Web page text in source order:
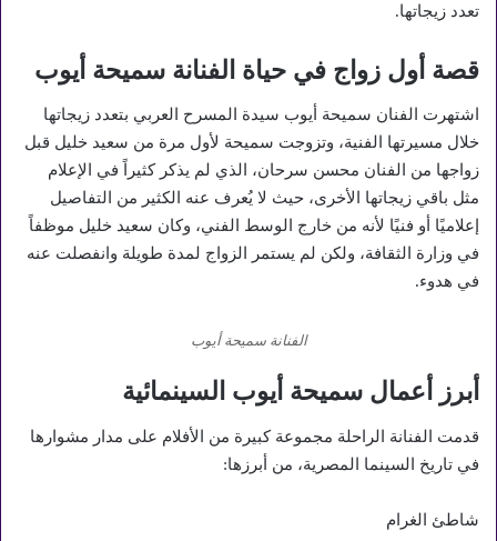
تعدد زيجاتها.
قصة أول زواج في حياة الفنانة سميحة أيوب
اشتهرت الفنان سميحة أيوب سيدة المسرح العربي بتعدد زيجاتها
خلال مسيرتها الفنية، وتزوجت سميحة لأول مرة من سعيد خليل قبل
زواجها من الفنان محسن سرحان، الذي لم يذكر كثيراً في الإعلام
مثل باقي زيجاتها الأخرى، حيث لا يُعرف عنه الكثير من التفاصيل
إعلاميًا أو فنيًا لأنه من خارج الوسط الفني، وكان سعيد خليل موظفاً
في وزارة الثقافة، ولكن لم يستمر الزواج لمدة طويلة وانفصلت عنه
في هدوء.
الفنانة سميحة أيوب
أبرز أعمال سميحة أيوب السينمائية
قدمت الفنانة الراحلة مجموعة كبيرة من الأفلام على مدار مشوارها
في تاريخ السينما المصرية، من أبرزها:
شاطئ الغرام